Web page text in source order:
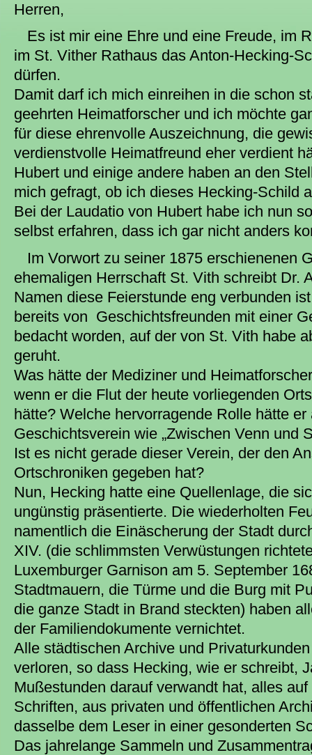
Herren,
Es ist mir eine Ehre und eine Freude, im
im St. Vither Rathaus das Anton-Hecking-
dürfen.
Damit darf ich mich einreihen in die schon
geehrten Heimatforscher und ich möchte
für diese ehrenvolle Auszeichnung, die
verdienstvolle Heimatfreund eher verdient
Hubert und einige andere haben an den
mich gefragt, ob ich dieses Hecking-Schild
Bei der Laudatio von Hubert habe ich nun
selbst erfahren, dass ich gar nicht anders
Im Vorwort zu seiner 1875 erschienenen
ehemaligen Herrschaft St. Vith schreibt Dr.
Namen diese Feierstunde eng verbunden
bereits von Geschichtsfreunden mit einer
bedacht worden, auf der von St. Vith habe
geruht.
Was hätte der Mediziner und
wenn er die Flut der heute vorliegenden
hätte? Welche hervorragende Rolle hätte er
Geschichtsverein wie „Zwischen Venn und
Ist es nicht gerade dieser Verein, der den
Ortschroniken gegeben hat?
Nun, Hecking hatte eine Quellenlage, die
ungünstig präsentierte. Die wiederholten
namentlich die Einäscherung der Stadt
XIV. (die schlimmsten Verwüstungen
Luxemburger Garnison am 5. September
Stadtmauern, die Türme und die Burg mit
die ganze Stadt in Brand steckten) haben
der Familiendokumente vernichtet.
Alle städtischen Archive und
verloren, so dass Hecking, wie er schreibt,
Mußestunden darauf verwandt hat, alles
Schriften, aus privaten und öffentlichen
dasselbe dem Leser in einer gesonderten
Das jahrelange Sammeln und